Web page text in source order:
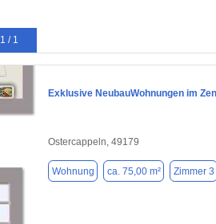
1 / 1
Exklusive NeubauWohnungen im
Ostercappeln, 49179
Wohnung ca. 75,00 m² Zimmer 3